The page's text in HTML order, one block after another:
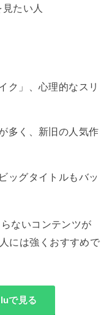
たい人
ク」、心理的なスリ
多く、新旧の人気作
ッグタイトルもバッ
ないコンテンツが
には強くおすすめで
で見る